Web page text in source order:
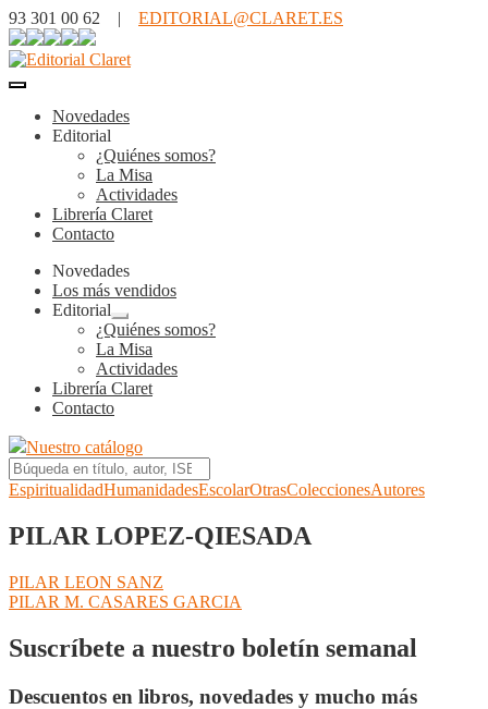
93 301 00 62 | EDITORIAL@CLARET.ES
Novedades
Editorial
¿Quiénes somos?
La Misa
Actividades
Librería Claret
Contacto
Novedades
Los más vendidos
Editorial
Expandir
el
menú
hijo
¿Quiénes somos?
La Misa
Actividades
Librería Claret
Contacto
Nuestro catálogo
EspiritualidadHumanidadesEscolarOtrasColeccionesAutores
PILAR LOPEZ-QIESADA
Navegación
de
entradas
Anterior:
PILAR LEON SANZ
Siguiente:
PILAR M. CASARES GARCIA
Suscríbete a nuestro boletín semanal
Descuentos en libros, novedades y mucho más